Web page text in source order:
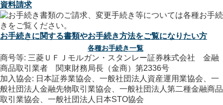
資料請求
お手続きに関する書類やお手続き方法をご覧になりたい方
各種お手続き一覧
商号等: 三菱ＵＦＪモルガン・スタンレー証券株式会社 金融
商品取引業者 関東財務局長（金商）第2336号
加入協会: 日本証券業協会、一般社団法人資産運用業協会、一
般社団法人金融先物取引業協会、一般社団法人第二種金融商品
取引業協会、一般社団法人日本STO協会